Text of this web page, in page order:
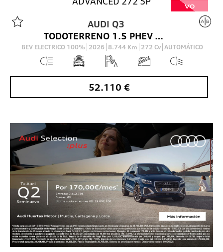
VO
AUDI Q3
TODOTERRENO 1.5 PHEV S TRONIC ADVANCED 272 5P
BEV ELECTRICO 100% 2026 8.744 Km 272 Cv AUTOMÁTICO
52.110 €